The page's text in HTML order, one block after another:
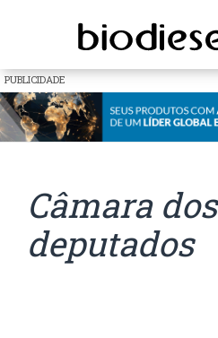
PUBLICIDADE
Câmara dos
deputados